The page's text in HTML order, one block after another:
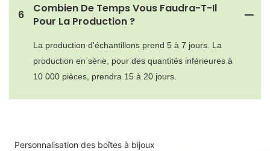
6
Combien De Temps Vous Faudra-T-Il
Pour La Production ?
La production d'échantillons prend 5 à 7 jours. La
production en série, pour des quantités inférieures à
10 000 pièces, prendra 15 à 20 jours.
Personnalisation des boîtes à bijoux